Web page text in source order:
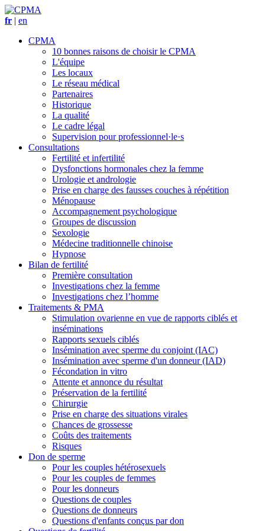
fr | en
CPMA
10 bonnes raisons de choisir le CPMA
L'équipe
Les locaux
Le réseau médical
Partenaires
Historique
La qualité
Le cadre légal
Supervision pour professionnel·le·s
Consultations
Fertilité et infertilité
Dysfonctions hormonales chez la femme
Urologie et andrologie
Prise en charge des fausses couches à répétition
Ménopause
Accompagnement psychologique
Groupes de discussion
Sexologie
Médecine traditionnelle chinoise
Hypnose
Bilan de fertilité
Première consultation
Investigations chez la femme
Investigations chez l’homme
Traitements & PMA
Stimulation ovarienne en vue de rapports ciblés et
inséminations
Rapports sexuels ciblés
Insémination avec sperme du conjoint (IAC)
Insémination avec sperme d'un donneur (IAD)
Fécondation in vitro
Attente et annonce du résultat
Préservation de la fertilité
Chirurgie
Prise en charge des situations virales
Chances de grossesse
Coûts des traitements
Risques
Don de sperme
Pour les couples hétérosexuels
Pour les couples de femmes
Pour les donneurs
Questions de couples
Questions de donneurs
Questions d'enfants conçus par don